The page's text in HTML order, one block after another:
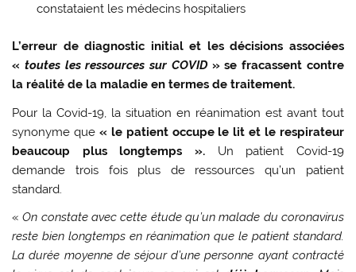
constataient les médecins hospitaliers
L’erreur de diagnostic initial et les décisions associées
« toutes les ressources sur COVID» se fracassent contre
la réalité de la maladie en termes de traitement.
Pour la Covid-19, la situation en réanimation est avant tout
synonyme que « le patient occupe le lit et le respirateur
beaucoup plus longtemps ». Un patient Covid-19
demande trois fois plus de ressources qu’un patient
standard.
«On constate avec cette étude qu’un malade du coronavirus
reste bien longtemps en réanimation que le patient standard.
La durée moyenne de séjour d’une personne ayant contracté